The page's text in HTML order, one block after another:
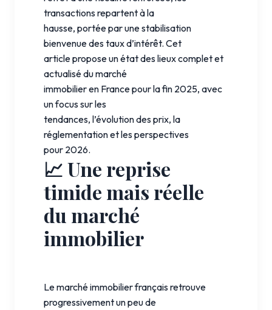
transactions repartent à la
hausse, portée par une stabilisation
bienvenue des taux d’intérêt. Cet
article propose un état des lieux complet et
actualisé du marché
immobilier en France pour la fin 2025, avec
un focus sur les
tendances, l’évolution des prix, la
réglementation et les perspectives
pour 2026.
📈 Une reprise
timide mais réelle
du marché
immobilier
Le marché immobilier français retrouve
progressivement un peu de